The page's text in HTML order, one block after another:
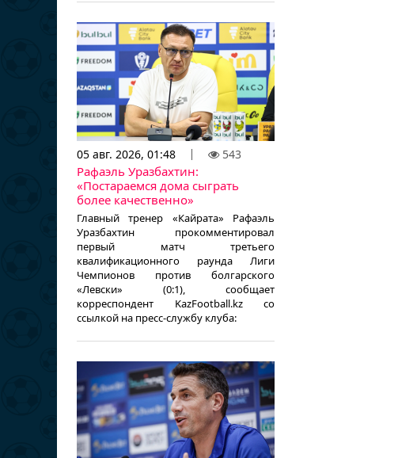
05 авг. 2026, 01:48 543
Рафаэль Уразбахтин:
«Постараемся дома сыграть
более качественно»
Главный тренер «Кайрата» Рафаэль
Уразбахтин прокомментировал
первый матч третьего
квалификационного раунда Лиги
Чемпионов против болгарского
«Левски» (0:1), сообщает
корреспондент KazFootball.kz со
ссылкой на пресс-службу клуба: